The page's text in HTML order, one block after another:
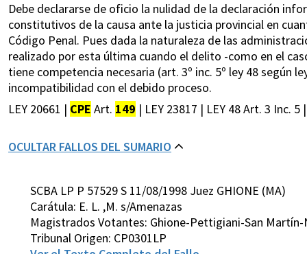
Debe declararse de oficio la nulidad de la declaración
constitutivos de la causa ante la justicia provincial en
Código Penal. Pues dada la naturaleza de las
realizado por esta última cuando el delito -como en el
tiene competencia necesaria (art. 3º inc. 5º ley 48 según
incompatibilidad con el debido proceso.
LEY 20661 | CPE Art. 149 | LEY 23817 | LEY 48 Art. 3 Inc. 5 |
OCULTAR FALLOS DEL SUMARIO
SCBA LP P 57529 S 11/08/1998 Juez GHIONE (MA)
Carátula: E. L. ,M. s/Amenazas
Magistrados Votantes: Ghione-Pettigiani-San
Tribunal Origen: CP0301LP